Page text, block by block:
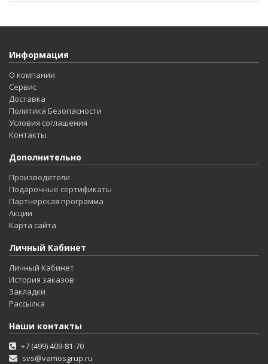
Информация
О компании
Сервис
Доставка
Политика Безопасности
Условия соглашения
Контакты
Дополнительно
Производители
Подарочные сертификаты
Партнерская программа
Акции
Карта сайта
Личный Кабинет
Личный Кабинет
История заказов
Закладки
Рассылка
Наши контакты
+7 (499) 409-81-70
svs@vamosgrup.ru